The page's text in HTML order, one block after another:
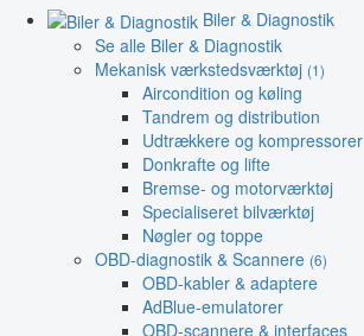
Biler & Diagnostik
Se alle Biler & Diagnostik
Mekanisk værkstedsværktøj (1)
Aircondition og køling
Tandrem og distribution
Udtrækkere og kompressorer
Donkrafte og lifte
Bremse- og motorværktøj
Specialiseret bilværktøj
Nøgler og toppe
OBD-diagnostik & Scannere (6)
OBD-kabler & adaptere
AdBlue-emulatorer
OBD-scannere & interfaces